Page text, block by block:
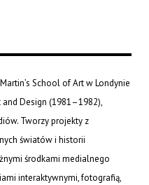
School of Art w Londynie
Design (1981–1982),
Tworzy projekty z
światów i historii
środkami medialnego
interaktywnymi, fotografią,